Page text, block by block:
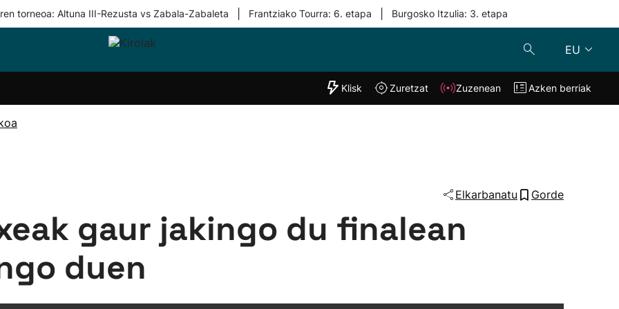
torneoa: Altuna III-Rezusta vs Zabala-Zabaleta Frantziako Tourra: 6. etapa Burgosko Itzulia: 3. etapa
EU
Taldeak
"Helmuga"
Klisk Zuzenean
Klisk Zuretzat Zuzenean Azken berriak
Elkarbanatu Gorde
gaur jakingo du finalean
duen